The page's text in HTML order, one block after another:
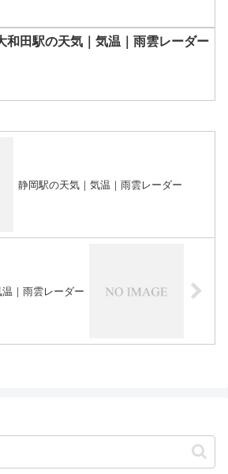
和田駅の天気｜気温｜雨雲レーダー
静岡駅の天気｜気温｜雨雲レーダー
｜雨雲レーダー